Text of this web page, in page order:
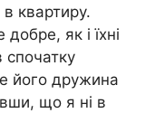
в квартиру.
як і їхні
спочатку
його дружина
що я ні в